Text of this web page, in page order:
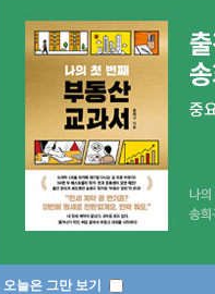
오늘은 그만 보기
념 우리들 에디션]
90위